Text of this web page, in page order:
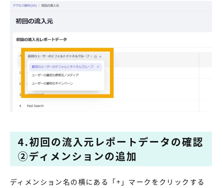
4.初回の流入元レポートデータの確認
②ディメンションの追加
ディメンション名の横にある「+」マークをクリックする